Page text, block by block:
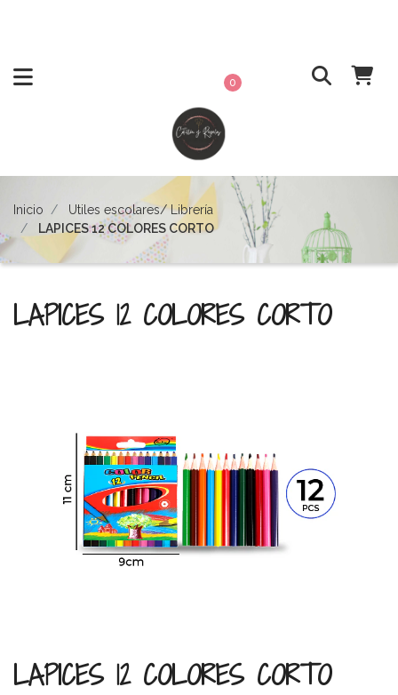
0
Inicio
Utiles escolares/ Librería
LAPICES 12 COLORES CORTO
LAPICES 12 COLORES CORTO
LAPICES 12 COLORES CORTO